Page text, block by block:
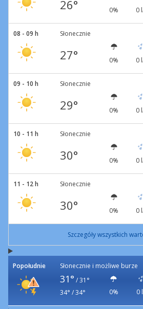
26° 0% 0
08 - 09 h Słonecznie
27° 0% 0
09 - 10 h Słonecznie
29° 0% 0
10 - 11 h Słonecznie
30° 0% 0
11 - 12 h Słonecznie
30° 0% 0
Szczegóły wszystkich
Popołudnie Słonecznie i możliwe burze
31° / 31°
34° / 34°
0% 0